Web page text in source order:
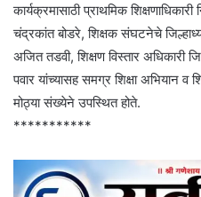
कार्यक्रमासाठी प्राथमिक
चंद्रकांत बोडरे, शिक्षक संघटनेचे
अजित तडवी, शिक्षण विस्तार अधिकारी
पवार यांच्यासह समग्र शिक्षा अभियान व
मोठ्या संख्येने उपस्थित होते.
***********